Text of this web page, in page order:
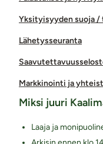
Yksityisyyden suoja /
Lähetysseuranta
Markkinointi ja
Miksi juuri
Laaja ja